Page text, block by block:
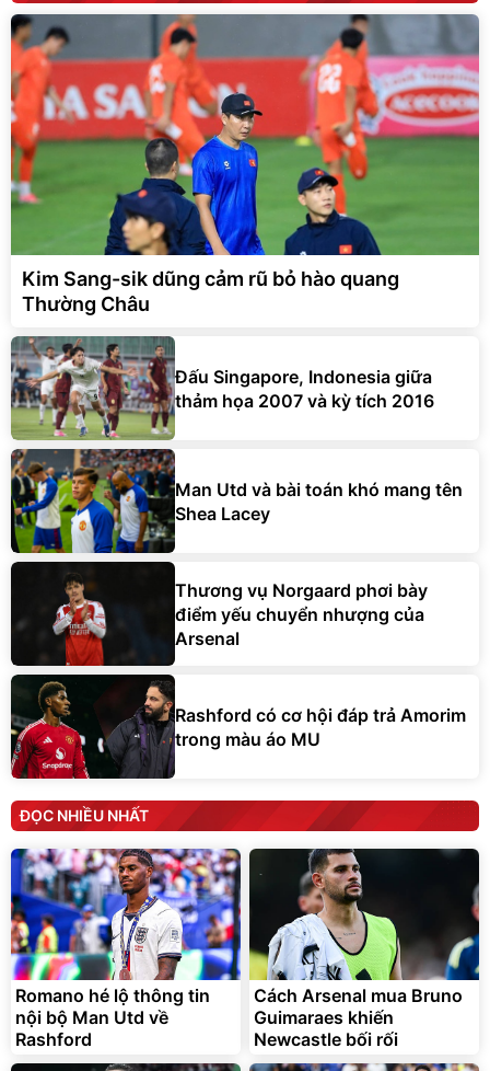
Kim Sang-sik dũng cảm rũ bỏ hào quang
Thường Châu
Đấu Singapore, Indonesia giữa
thảm họa 2007 và kỳ tích 2016
Man Utd và bài toán khó mang tên
Shea Lacey
Thương vụ Norgaard phơi bày
điểm yếu chuyển nhượng của
Arsenal
Rashford có cơ hội đáp trả Amorim
trong màu áo MU
ĐỌC NHIỀU NHẤT
Romano hé lộ thông tin
nội bộ Man Utd về
Rashford
Cách Arsenal mua Bruno
Guimaraes khiến
Newcastle bối rối